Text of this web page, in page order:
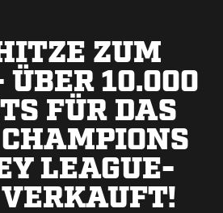
ZUM
ÜBER 10.000
FÜR DAS
LEAGUE-